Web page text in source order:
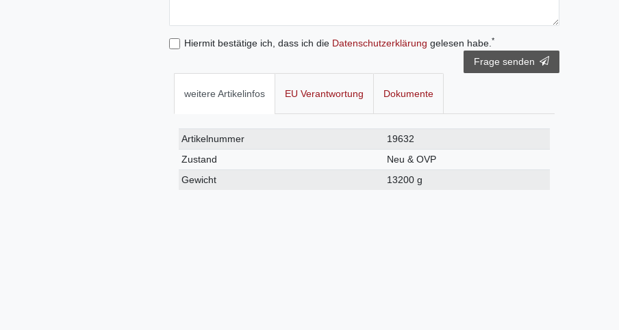
Hiermit bestätige ich, dass ich die Daten­schutz­erklärung gelesen habe.*
Frage senden
weitere Artikelinfos EU Verantwortung Dokumente
Technisches
Merkmal
Wert
Artikelnummer
19632
Zustand
Neu & OVP
Gewicht
13200 g